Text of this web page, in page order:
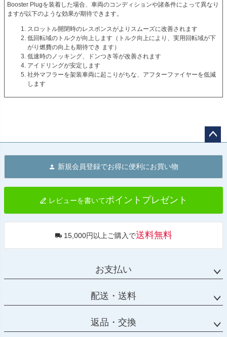
Booster Plugを装着した場合、車両のコンディションや諸条件によって異なり
ますが以下のような効果が期待できます。
スロットル開閉時のレスポンスがよりスムーズに改善されます
低回転域のトルクが向上します（トルク向上により、実用回転域が下
がり燃費の向上も期待でき ます）
低速時のノッキング、ドンつき等が改善されます
アイドリングが安定します
社外マフラーを架装車両に起こりがちな、アフターファイヤーを低減
します
へ
新規会員登録でお得に便利にお買い物
レビューを書いてポイントプレゼント
15,000円以上ご購入で送料無料
お支払い
配送・送料
返品・交換